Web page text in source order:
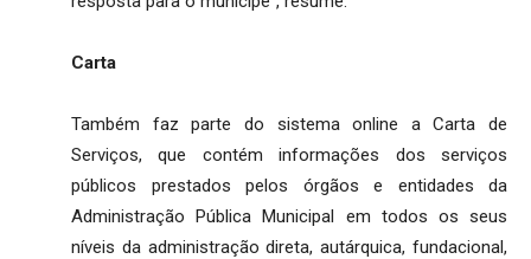
Carta
Também faz parte do sistema online a Carta de
Serviços, que contém informações dos serviços
públicos prestados pelos órgãos e entidades da
Administração Pública Municipal em todos os seus
níveis da administração direta, autárquica, fundacional,